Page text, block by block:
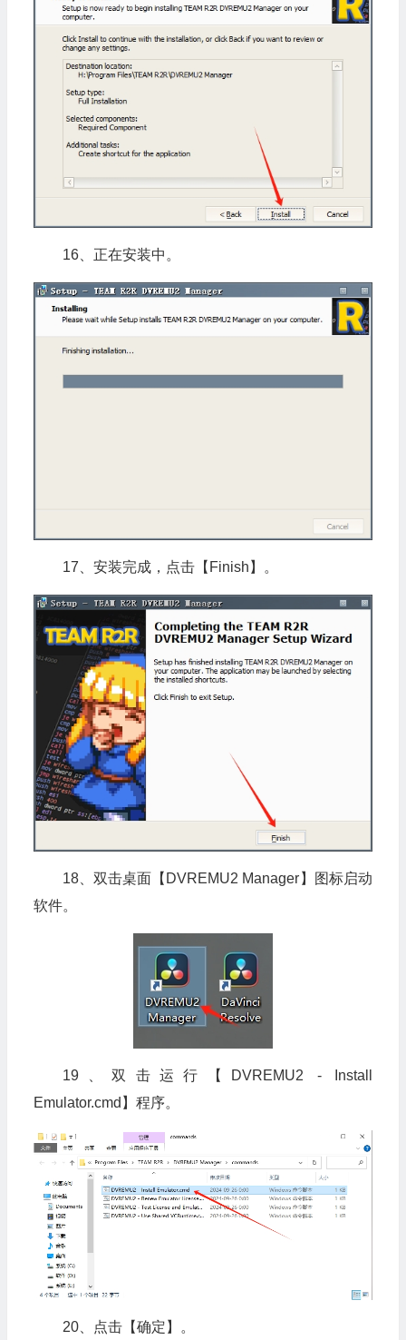
16、正在安装中。
17、安装完成，点击【Finish】。
18、双击桌面【DVREMU2 Manager】图标启动
软件。
19、双击运行【DVREMU2 - Install
Emulator.cmd】程序。
20、点击【确定】。